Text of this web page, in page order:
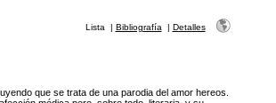
Lista | Bibliografía | Detalles
que se trata de una parodia del amor hereos.